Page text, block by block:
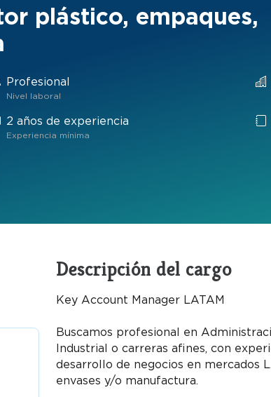
plástico, empaques,
Profesional
Nivel laboral
2 años de experiencia
Experiencia mínima
Descripción del cargo
Key Account Manager LATAM
Buscamos profesional en
Industrial o carreras afines, con
desarrollo de negocios en mercados
envases y/o manufactura.